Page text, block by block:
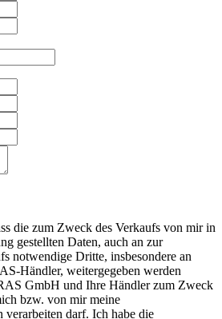
die zum Zweck des Verkaufs von mir in
gestellten Daten, auch an zur
notwendige Dritte, insbesondere an
Händler, weitergegeben werden
GmbH und Ihre Händler zum Zweck
bzw. von mir meine
verarbeiten darf. Ich habe die